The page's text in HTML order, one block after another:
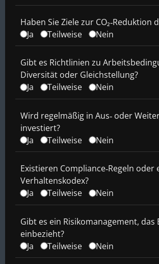
Haben Sie Ziele zur CO₂‑Reduktion
Ja
Teilweise Nein
Gibt es Richtlinien zu
Diversität oder Gleichstellung?
Ja
Teilweise Nein
Wird regelmäßig in Aus‑ oder
investiert?
Ja
Teilweise Nein
Existieren Compliance‑Regeln oder
Verhaltenskodex?
Ja
Teilweise Nein
Gibt es ein Risikomanagement, das
einbezieht?
Ja
Teilweise Nein